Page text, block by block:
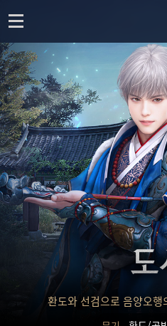
o
p
e
n
환도와 선검으로 음양오